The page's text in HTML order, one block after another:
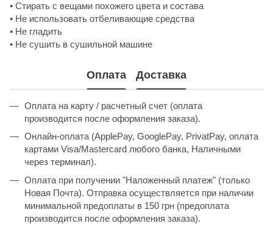
• Стирать с вещами похожего цвета и состава
• Не использовать отбеливающие средства
• Не гладить
• Не сушить в сушильной машине
Оплата Доставка
Оплата на карту / расчетный счет (оплата
производится после оформления заказа).
Онлайн-оплата (ApplePay, GooglePay, PrivatPay, оплата
картами Visa/Mastercard любого банка, Наличными
через терминал).
Оплата при получении "Наложенный платеж" (только
Новая Почта). Отправка осуществляется при наличии
минимальной предоплаты в 150 грн (предоплата
производится после оформления заказа).